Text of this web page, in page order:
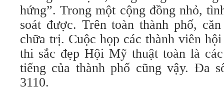
hứng”. Trong một cộng đồng nhỏ,
soát được. Trên toàn thành phố,
chữa trị. Cuộc họp các thành viên
thi sắc đẹp Hội Mỹ thuật toàn là
tiếng của thành phố cũng vậy. Đa
3110.